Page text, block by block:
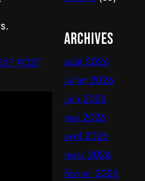
POST
Archives
août 2026
juillet 2026
juin 2026
mai 2026
avril 2026
mars 2026
février 2026